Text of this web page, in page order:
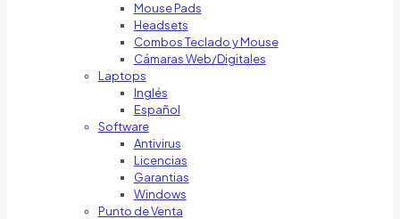
Mouse Pads
Headsets
Combos Teclado y Mouse
Cámaras Web/Digitales
Laptops
Inglés
Español
Software
Antivirus
Licencias
Garantias
Windows
Punto de Venta